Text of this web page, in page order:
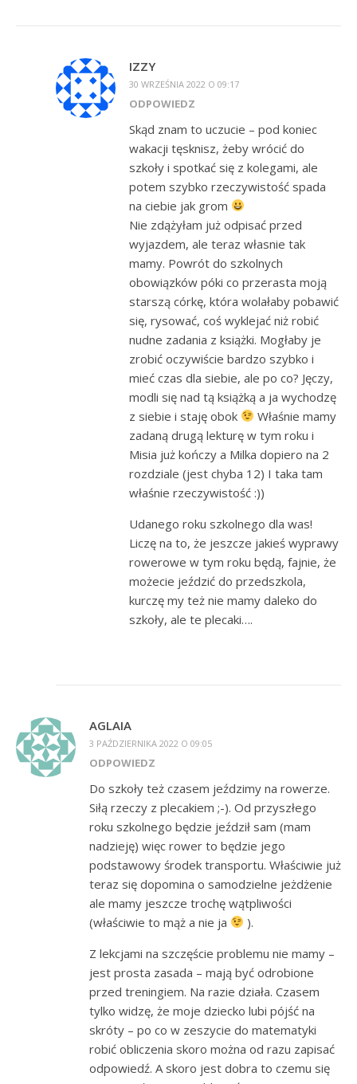
IZZY
30 WRZEŚNIA 2022 O 09:17
ODPOWIEDZ
Skąd znam to uczucie – pod koniec
wakacji tęsknisz, żeby wrócić do
szkoły i spotkać się z kolegami, ale
potem szybko rzeczywistość spada
na ciebie jak grom
Nie zdążyłam już odpisać przed
wyjazdem, ale teraz własnie tak
mamy. Powrót do szkolnych
obowiązków póki co przerasta moją
starszą córkę, która wolałaby pobawić
się, rysować, coś wyklejać niż robić
nudne zadania z książki. Mogłaby je
zrobić oczywiście bardzo szybko i
mieć czas dla siebie, ale po co? Jęczy,
modli się nad tą książką a ja wychodzę
z siebie i staję obok
Właśnie mamy
zadaną drugą lekturę w tym roku i
Misia już kończy a Milka dopiero na 2
rozdziale (jest chyba 12) I taka tam
właśnie rzeczywistość :))
Udanego roku szkolnego dla was!
Liczę na to, że jeszcze jakieś wyprawy
rowerowe w tym roku będą, fajnie, że
możecie jeździć do przedszkola,
kurczę my też nie mamy daleko do
szkoły, ale te plecaki….
AGLAIA
3 PAŹDZIERNIKA 2022 O 09:05
ODPOWIEDZ
Do szkoły też czasem jeździmy na rowerze.
Siłą rzeczy z plecakiem ;-). Od przyszłego
roku szkolnego będzie jeździł sam (mam
nadzieję) więc rower to będzie jego
podstawowy środek transportu. Właściwie już
teraz się dopomina o samodzielne jeżdżenie
ale mamy jeszcze trochę wątpliwości
(właściwie to mąż a nie ja
).
Z lekcjami na szczęście problemu nie mamy –
jest prosta zasada – mają być odrobione
przed treningiem. Na razie działa. Czasem
tylko widzę, że moje dziecko lubi pójść na
skróty – po co w zeszycie do matematyki
robić obliczenia skoro można od razu zapisać
odpowiedź. A skoro jest dobra to czemu się